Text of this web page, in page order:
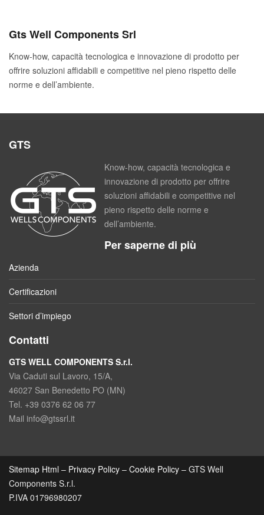
Gts Well Components Srl
Know-how, capacità tecnologica e innovazione di prodotto per
offrire soluzioni affidabili e competitive nel pieno rispetto delle
norme e dell’ambiente.
GTS
Know-how, capacità tecnologica e
innovazione di prodotto per offrire
soluzioni affidabili e competitive nel
pieno rispetto delle norme e
dell’ambiente.
Per saperne di più
Azienda
Certificazioni
Settori d’impiego
Contatti
GTS WELL COMPONENTS S.r.l.
Via Caduti sul Lavoro, 15/A,
46027 San Benedetto PO (MN)
Tel. +39 0376 62 06 77
Mail info@gtssrl.it
Sitemap Html – Privacy Policy – Cookie Policy – GTS Well
Components S.r.l.
P.IVA 01796980207